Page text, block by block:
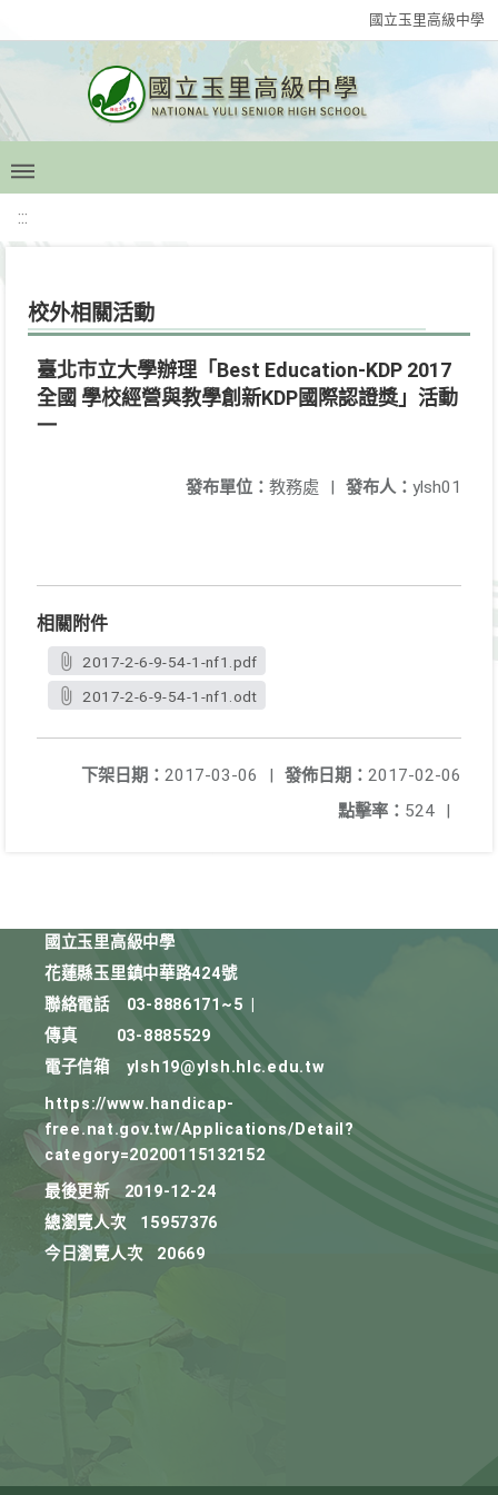
國立玉里高級中學
:::
校外相關活動
臺北市立大學辦理「Best Education-KDP 2017
全國 學校經營與教學創新KDP國際認證獎」活動
一
發布人： ylsh01
發布單位： 教務處 |
相關附件
2017-2-6-9-54-1-nf1.pdf
2017-2-6-9-54-1-nf1.odt
發佈日期： 2017-02-06
下架日期： 2017-03-06
|
點擊率： 524 |
國立玉里高級中學
花蓮縣玉里鎮中華路424號
聯絡電話
03-8886171~5
傳真
03-8885529
電子信箱
ylsh19@ylsh.hlc.edu.tw
https://www.handicap-
free.nat.gov.tw/Applications/Detail?
category=20200115132152
最後更新
2019-12-24
總瀏覽人次
15957376
今日瀏覽人次
20669